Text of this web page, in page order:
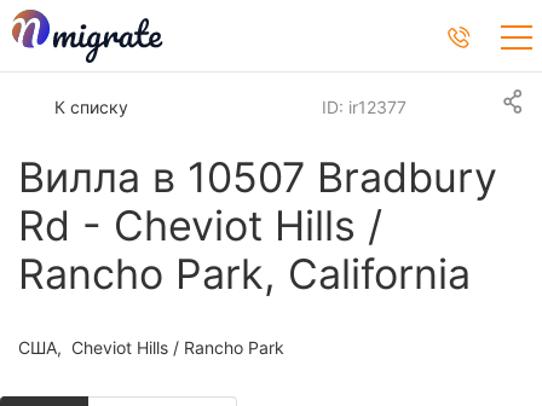
К списку
Вилла в 10507 Bradbury
Rd - Cheviot Hills /
Rancho Park, California
ID: ir12377
США Cheviot Hills / Rancho Park